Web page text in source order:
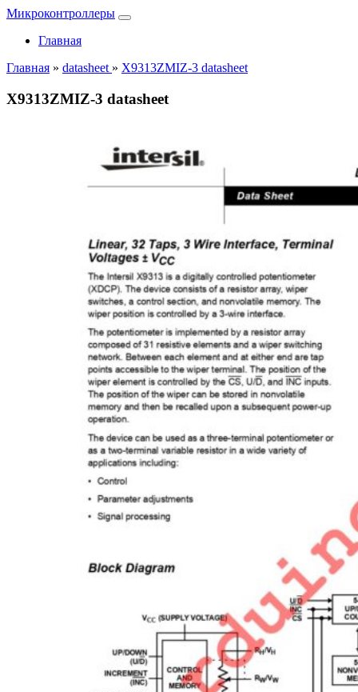
Микроконтроллеры
Главная
Главная » datasheet » X9313ZMIZ-3 datasheet
X9313ZMIZ-3 datasheet